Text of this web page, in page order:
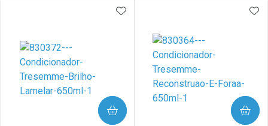
Laboratório
Por Menos Laboratório
Por Menos
ADICIONAR AOS FAVORITOS
COMPRAR COMPRAR